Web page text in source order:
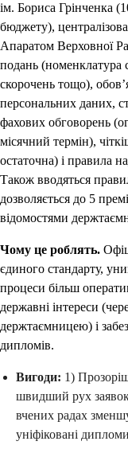
ім. Бориса Грінченка
бюджету),
Апаратом Верховної
подань (номенклатура
скорочень тощо),
персональних даних,
фахових обговорень
місячний термін),
остаточна) і правила
Також вводяться
дозволяється до 5
відомостями
Чому це роблять.
єдиного стандарту,
процеси більш
державні інтереси
держтаємницею) і
дипломів.
Вигоди: 1)
швидший рух
вчених радах
уніфіковані